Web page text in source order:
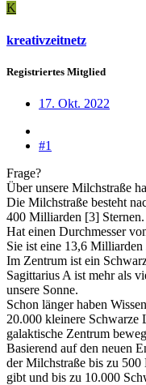
K
kreativzeitnetz
Registriertes Mitglied
17. Okt. 2022
#1
Frage?
Über unsere Milchstraße
Die Milchstraße besteht
400 Milliarden [3] Sternen.
Hat einen Durchmesser
Sie ist eine 13,6 Milliarden
Im Zentrum ist ein
Sagittarius A ist mehr als
unsere Sonne.
Schon länger haben
20.000 kleinere Schwarze
galaktische Zentrum
Basierend auf den neuen
der Milchstraße bis zu
gibt und bis zu 10.000